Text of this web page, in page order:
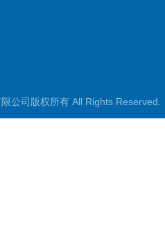
限公司版权所有 All Rights